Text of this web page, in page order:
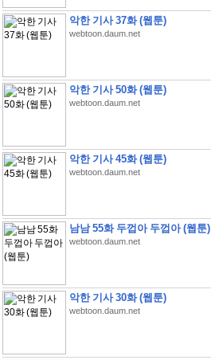
악한 기사 37화 (웹툰)
webtoon.daum.net
악한 기사 50화 (웹툰)
webtoon.daum.net
악한 기사 45화 (웹툰)
webtoon.daum.net
남남 55화 두껍아 두껍아 (웹툰)
webtoon.daum.net
악한 기사 30화 (웹툰)
webtoon.daum.net